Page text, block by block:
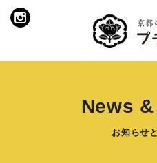
News
お知らせ